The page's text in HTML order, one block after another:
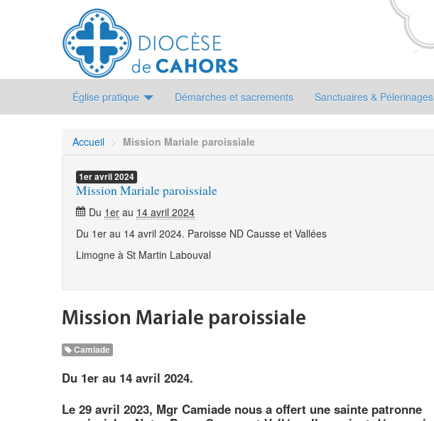
Église pratique Démarches et sacrements Sanctuaires & Pélerinages
Accueil > Mission Mariale paroissiale
1eravril2024
Mission Mariale paroissiale
Du 1er au 14 avril 2024
Du 1er au 14 avril 2024. Paroisse ND Causse et Vallées
Limogne à St Martin Labouval
Mission Mariale paroissiale
Camiade
Du 1er au 14 avril 2024.
Le 29 avril 2023, Mgr Camiade nous a offert une sainte patronne